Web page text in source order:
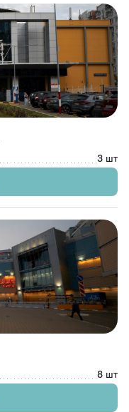
3 шт
8 шт